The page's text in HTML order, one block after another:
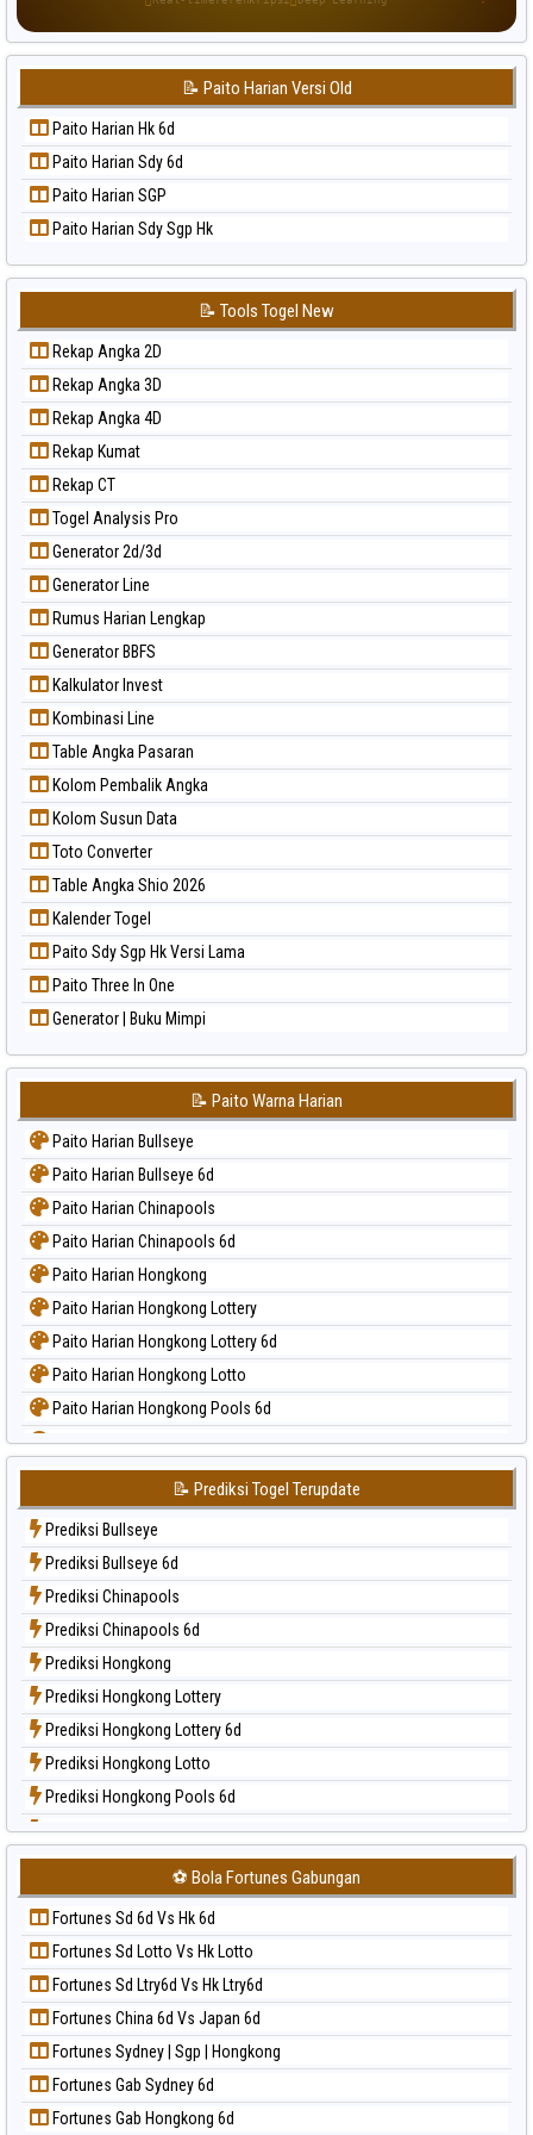
Paito Warna Sydney
Paito Warna Sydney Lottery
Paito Warna Sydney Lottery 6d
Paito Warna Sydney Lotto
Paito Warna Sydney Pools 6d
Paito Warna Taipei
📝 Paito Harian Versi Old
Paito Harian Hk 6d
Paito Harian Sdy 6d
Paito Harian SGP
Paito Harian Sdy Sgp Hk
📝 Tools Togel New
Rekap Angka 2D
Rekap Angka 3D
Rekap Angka 4D
Rekap Kumat
Rekap CT
Togel Analysis Pro
Generator 2d/3d
Generator Line
Rumus Harian Lengkap
Generator BBFS
Kalkulator Invest
Kombinasi Line
Table Angka Pasaran
Kolom Pembalik Angka
Kolom Susun Data
Toto Converter
Table Angka Shio 2026
Kalender Togel
Paito Sdy Sgp Hk Versi Lama
Paito Three In One
Generator | Buku Mimpi
📝 Paito Warna Harian
Paito Harian Bullseye
Paito Harian Bullseye 6d
Paito Harian Chinapools
Paito Harian Chinapools 6d
Paito Harian Hongkong
Paito Harian Hongkong Lottery
Paito Harian Hongkong Lottery 6d
Paito Harian Hongkong Lotto
Paito Harian Hongkong Pools 6d
Paito Harian Japan
Paito Harian Japan 6d
Paito Harian Korea
Paito Harian Kuda Lari
Paito Harian Magnum Cambodia
Paito Harian Nagoya
Paito Harian New York Midday
Paito Harian North Carolina Day
Paito Harian Pcso
Paito Harian Pennsylvania Day
Paito Harian Sao Paulo
Paito Harian Singapore
Paito Harian Sydney
Paito Harian Sydney Lottery
Paito Harian Sydney Lottery 6d
Paito Harian Sydney Lotto
Paito Harian Sydney Pools 6d
Paito Harian Taipei
Paito Harian Taiwan
📝 Prediksi Togel Terupdate
Prediksi Bullseye
Prediksi Bullseye 6d
Prediksi Chinapools
Prediksi Chinapools 6d
Prediksi Hongkong
Prediksi Hongkong Lottery
Prediksi Hongkong Lottery 6d
Prediksi Hongkong Lotto
Prediksi Hongkong Pools 6d
Prediksi Japan
Prediksi Japan 6d
Prediksi Korea
Prediksi Kuda Lari
Prediksi Magnum Cambodia
Prediksi Nagoya
Prediksi North Carolina Day
Prediksi Pcso
Prediksi Sao Paulo
Prediksi Singapore
⚽ Bola Fortunes Gabungan
Fortunes Sd 6d Vs Hk 6d
Fortunes Sd Lotto Vs Hk Lotto
Fortunes Sd Ltry6d Vs Hk Ltry6d
Fortunes China 6d Vs Japan 6d
Fortunes Sydney | Sgp | Hongkong
Fortunes Gab Sydney 6d
Fortunes Gab Hongkong 6d